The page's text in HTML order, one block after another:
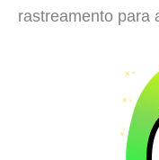
rastreamento para